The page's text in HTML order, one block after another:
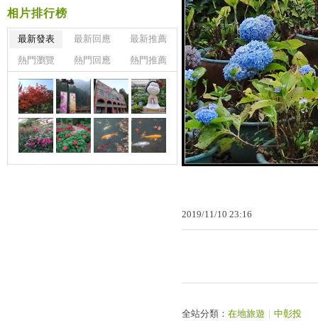
2019/11/10 23:16
全站分類： 在地旅遊 中彰投
相片排行榜
最新發表 最新回應
最新推薦
熱門瀏覽
熱門回應 熱門推薦